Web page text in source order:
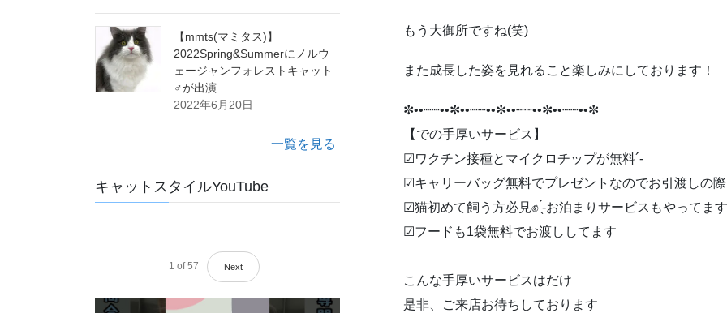
もう大御所ですね(笑)
また成長した姿を見れること楽しみにしております！
✼••┈┈••✼••┈┈••✼••┈┈••✼••┈┈••✼
【での手厚いサービス】
︎︎︎︎☑︎ワクチン接種とマイクロチップが無料︎´-
︎︎︎︎☑︎キャリーバッグ無料でプレゼントなのでお引渡しの
︎︎︎︎☑︎猫初めて飼う方必見✊ ̖́-お泊まりサービスもやってます
︎︎︎︎☑︎フードも1袋無料でお渡ししてます
こんな手厚いサービスはだけ
是非、ご来店お待ちしております
【mmts(マミタス)】
2022Spring&Summerにノルウ
ェージャンフォレストキャット
♂が出演
2022年6月20日
一覧を見る
キャットスタイルYouTube
1 of 57 Next